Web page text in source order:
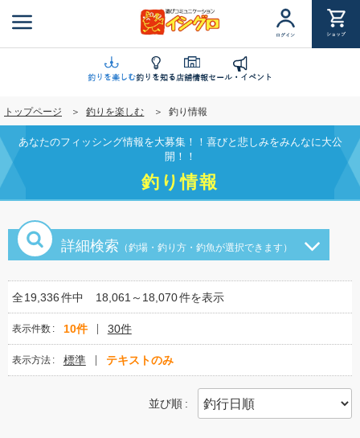
ン
に
移
動
ログイン ショップ
釣りを楽しむ釣りを知る店舗情報セール・イベント
トップページ 釣りを楽しむ 釣り情報
あなたのフィッシング情報を大募集！！喜びと悲しみをみんなに大公
開！！
釣り情報
詳細検索 （釣場・釣り方・釣魚が選択できます）
全19,336件中 18,061～18,070件を表示
表示件数 10件 30件
表示方法 標準 テキストのみ
並び順